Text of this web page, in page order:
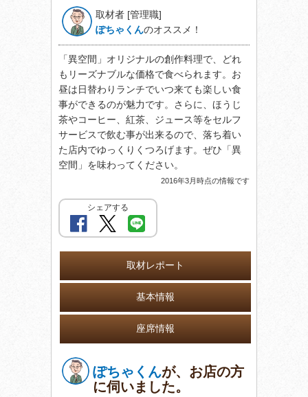
取材者 [管理職]
ぽちゃくんのオススメ！
「異空間」オリジナルの創作料理で、どれ
もリーズナブルな価格で食べられます。お
昼は日替わりランチでいつ来ても楽しい食
事ができるのが魅力です。さらに、ほうじ
茶やコーヒー、紅茶、ジュース等をセルフ
サービスで飲む事が出来るので、落ち着い
た店内でゆっくりくつろげます。ぜひ「異
空間」を味わってください。
2016年3月時点の情報です
シェアする
取材レポート
基本情報
座席情報
ぽちゃくんが、お店の方
に伺いました。